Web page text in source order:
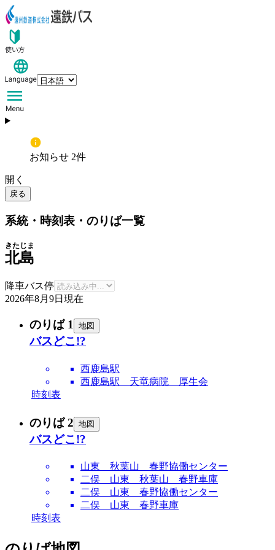
お知らせ 2件
開く
戻る
系統・時刻表・のりば一覧
北島
きたじま
降車バス停
2026年8月9日 現在
のりば 1 地図
バスどこ!?
西鹿島駅
西鹿島駅 天竜病院 厚生会
時刻表
のりば 2 地図
バスどこ!?
山東 秋葉山 春野協働センター
二俣 山東 秋葉山 春野車庫
二俣 山東 春野協働センター
二俣 山東 春野車庫
時刻表